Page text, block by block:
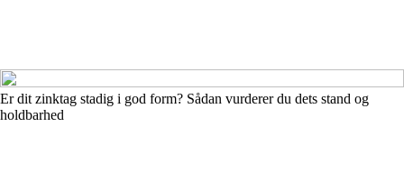
Er dit zinktag stadig i god form? Sådan vurderer du dets stand og
holdbarhed